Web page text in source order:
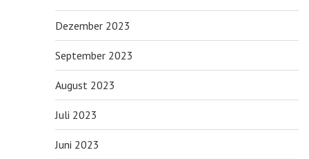
Dezember 2023
September 2023
August 2023
Juli 2023
Juni 2023